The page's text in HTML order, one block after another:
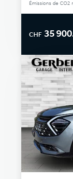
Émissions de
CHF 35